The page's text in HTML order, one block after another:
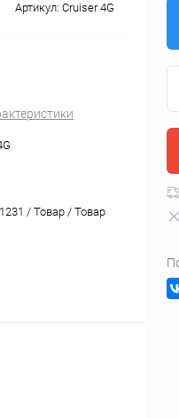
Артикул: Cruiser 4G
/ Товар / Товар